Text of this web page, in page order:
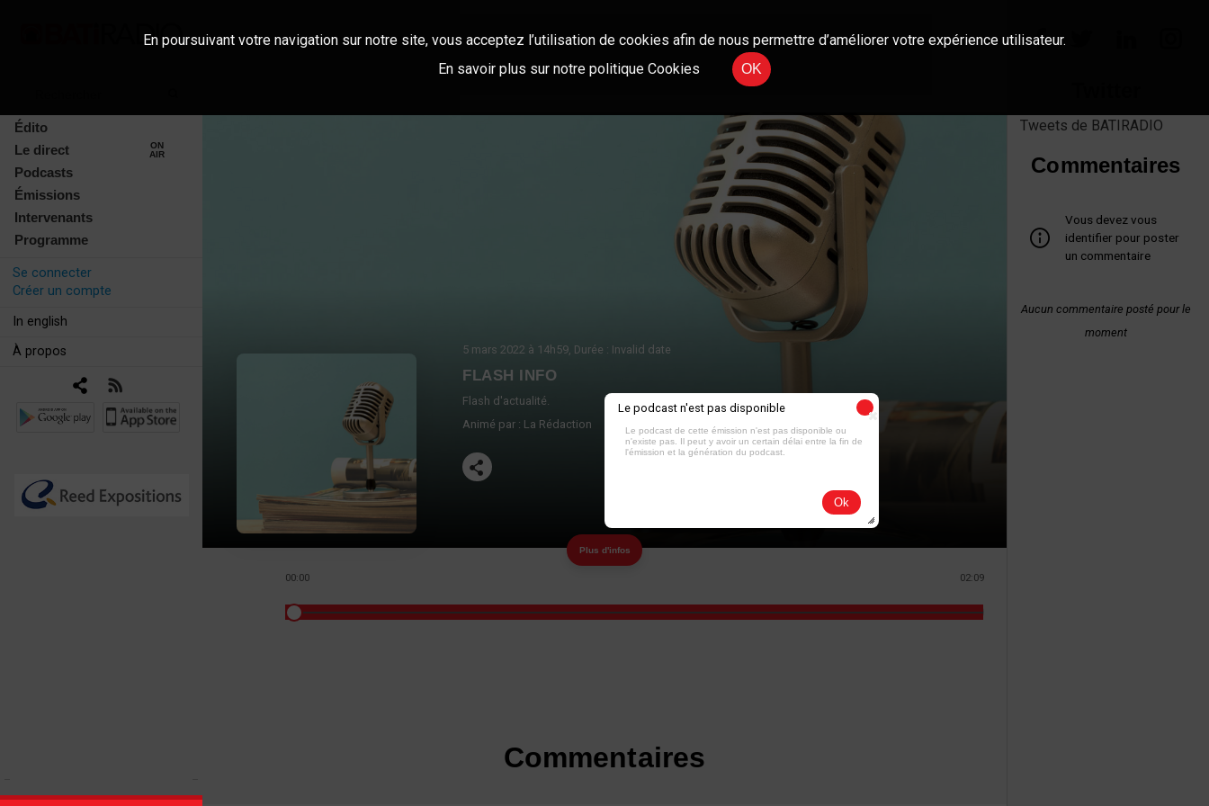
Édito
Le direct
ON
AIR
Podcasts
Émissions
Intervenants
Programme
Se connecter
Créer un compte
In english
À propos
5 mars 2022 à 14h59, Durée : Invalid date
FLASH INFO
Flash d'actualité.
Animé par : La Rédaction
Plus d'infos
00:00 02:09
Commentaires
Tweets de BATIRADIO
Commentaires
Vous devez vous
identifier pour poster
un commentaire
Aucun commentaire posté pour le
moment
En poursuivant votre navigation sur notre site, vous acceptez l’utilisation de cookies afin de nous permettre d’améliorer votre expérience utilisateur.
En savoir plus sur notre politique Cookies
OK
Le podcast n'est pas disponible
Le podcast de cette émission n'est pas disponible ou
n'existe pas. Il peut y avoir un certain délai entre la fin de
l'émission et la génération du podcast.
Ok